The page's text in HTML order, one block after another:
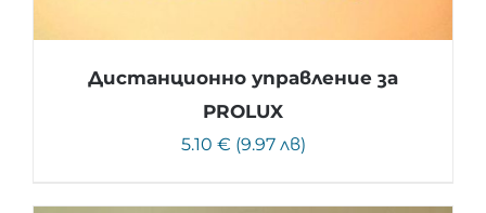
Дистанционно управление за
PROLUX
5.10 € (9.97 лв)